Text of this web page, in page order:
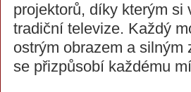
projektorů, díky kterým si
tradiční televize. Každý
ostrým obrazem a
se přizpůsobí každému